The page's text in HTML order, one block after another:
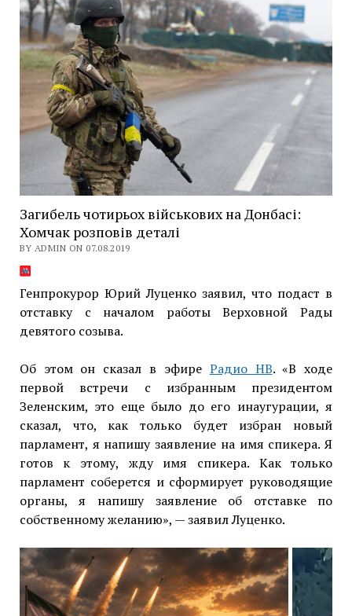
Загибель чотирьох військових на Донбасі:
Хомчак розповів деталі
BY ADMIN ON 07.08.2019
Генпрокурор Юрий Луценко заявил, что подаст в
отставку с началом работы Верховной Рады
девятого созыва.
Об этом он сказал в эфире Радио НВ. «В ходе
первой встречи с избранным президентом
Зеленским, это еще было до его инаугурации, я
сказал, что, как только будет избран новый
парламент, я напишу заявление на имя спикера. Я
готов к этому, жду имя спикера. Как только
парламент соберется и сформирует руководящие
органы, я напишу заявление об отставке по
собственному желанию», — заявил Луценко.